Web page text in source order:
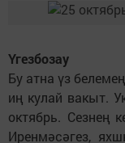
Үгезбозау
Бу атна үз
иң кулай вакыт.
октябрь. Сезнең
Иренмәсәгез,